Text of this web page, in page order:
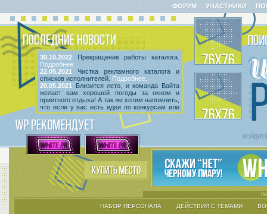
30.10.2022 Прекращение работы каталога.
Подробнее.
22.05.2021
Чистка рекламного каталога и
списков исполнителей. Подробнее.
20.05.2021
Близится лето, и команда Вайта
желает вам хорошей погоды за окном и
приятного отдыха! А так же хотим напомнить,
что если у вас есть идеи по конкурсам или
мероприятиям, вы всегда можете высказать
ихв этой теме! Так же сообщаем, что введен
срок неактивности исполнителей и их тем.
Подробнее.
НАБОР ПЕРСОНАЛА ДЕЙСТВИЯ С ТЕМАМИ
ФОРУМ УЧАСТНИКИ